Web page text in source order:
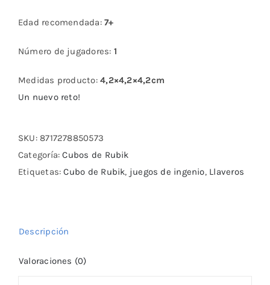
Edad recomendada:7+
Número de jugadores: 1
Medidas producto:4,2×4,2×4,2cm
Un nuevo reto!
SKU:8717278850573
Categoría:Cubos de Rubik
Etiquetas:Cubo de Rubik, juegos de ingenio, Llaveros
Descripción
Valoraciones (0)